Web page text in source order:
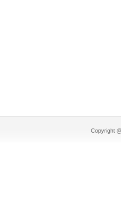
Copyright